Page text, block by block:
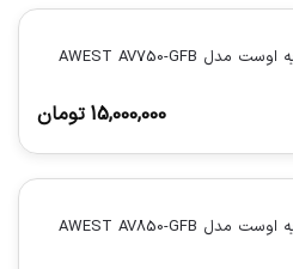
منبع تغذیه اوست مدل AWEST AV750-GFB
15,000,000 تومان
منبع تغذیه اوست مدل AWEST AV850-GFB